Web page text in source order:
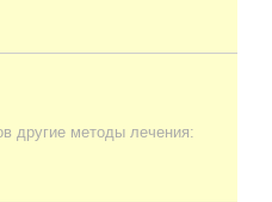
другие методы лечения: